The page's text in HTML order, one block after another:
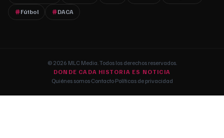
Fútbol DACA
© 2026 MLC Media. Todos los derechos reservados.
DONDE CADA HISTORIA ES NOTICIA
Quiénes somos·Contacto·Políticas de privacidad